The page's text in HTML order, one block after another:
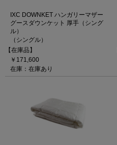
IXC DOWNKET ハンガリーマザー
グースダウンケット 厚手（シング
ル）
（シングル）
【在庫品】
￥171,600
在庫：在庫あり